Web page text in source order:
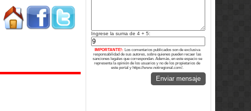
Ingrese la suma de 4 + 5:
IMPORTANTE!:
Los comentarios publicados son de exclusiva
responsabilidad de sus autores, sobre quienes pueden recaer las
sanciones legales que correspondan. Además, en este espacio se
representa la opinión de los usuarios y no de los propietarios de
este portal y https://www.notiregional.com/.
Enviar mensaje